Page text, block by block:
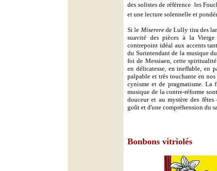
des solistes de référence  les
et une lecture solennelle et
Si le Misererede Lully tira des
suavité des pièces à la
contrepoint idéal aux accents
du Surintendant de la musique
foi de Messiaen, cette
en délicatesse, en ineffable, en
palpable et très touchante en
cynisme et de pragmatisme. La
musique de la contre-réforme
douceur et au mystère des
goût et d'une compréhension du
Bonbons vitriolés